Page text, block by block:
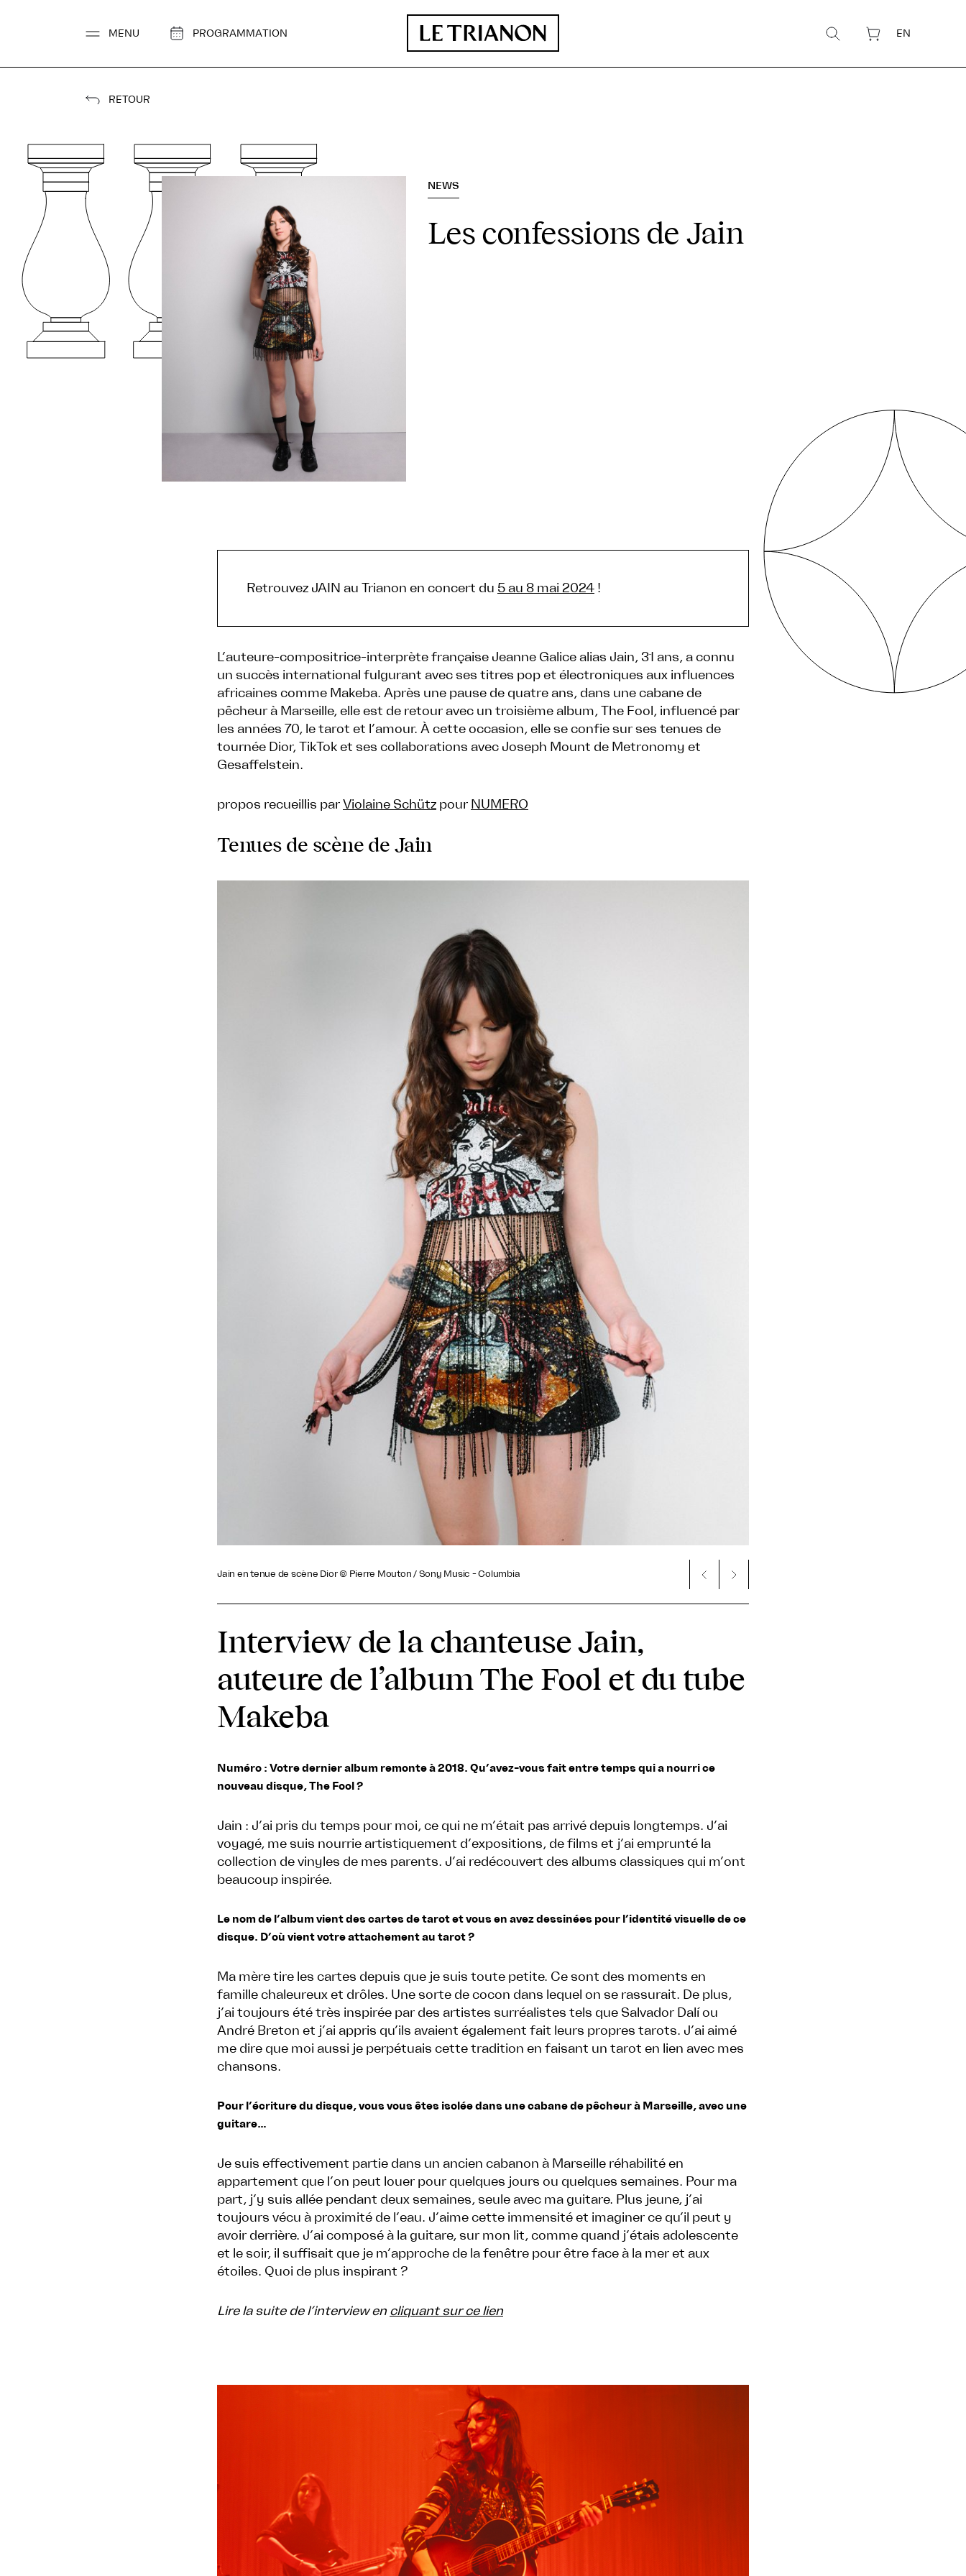
MENU PROGRAMMATION EN
RETOUR
NEWS
Les confessions de Jain
Retrouvez JAIN au Trianon en concert du 5 au 8 mai 2024 !
L’auteure-compositrice-interprète française Jeanne Galice alias Jain, 31 ans, a connu
un succès international fulgurant avec ses titres pop et électroniques aux influences
africaines comme Makeba. Après une pause de quatre ans, dans une cabane de
pêcheur à Marseille, elle est de retour avec un troisième album, The Fool, influencé par
les années 70, le tarot et l’amour. À cette occasion, elle se confie sur ses tenues de
tournée Dior, TikTok et ses collaborations avec Joseph Mount de Metronomy et
Gesaffelstein.
propos recueillis parViolaine Schütz pour NUMERO
Tenues de scène de Jain
Jain en tenue de scène Dior © Pierre Mouton / Sony Music - Columbia
Interview de la chanteuse Jain,
auteure de l’album The Fool et du tube
Makeba
Numéro : Votre dernier album remonte à 2018. Qu’avez-vous fait entre temps qui a nourri ce
nouveau disque, The Fool ?
Jain : J’ai pris du temps pour moi, ce qui ne m’était pas arrivé depuis longtemps. J’ai
voyagé, me suis nourrie artistiquement d’expositions, de films et j’ai emprunté la
collection de vinyles de mes parents. J’ai redécouvert des albums classiques qui m’ont
beaucoup inspirée.
Le nom de l’album vient des cartes de tarot et vous en avez dessinées pour l’identité visuelle de ce
disque. D’où vient votre attachement au tarot ?
Ma mère tire les cartes depuis que je suis toute petite. Ce sont des moments en
famille chaleureux et drôles. Une sorte de cocon dans lequel on se rassurait. De plus,
j’ai toujours été très inspirée par des artistes surréalistes tels que Salvador Dalí ou
André Breton et j’ai appris qu’ils avaient également fait leurs propres tarots. J’ai aimé
me dire que moi aussi je perpétuais cette tradition en faisant un tarot en lien avec mes
chansons.
Pour l’écriture du disque, vous vous êtes isolée dans une cabane de pêcheur à Marseille, avec une
guitare…
Je suis effectivement partie dans un ancien cabanon à Marseille réhabilité en
appartement que l’on peut louer pour quelques jours ou quelques semaines. Pour ma
part, j’y suis allée pendant deux semaines, seule avec ma guitare. Plus jeune, j’ai
toujours vécu à proximité de l’eau. J’aime cette immensité et imaginer ce qu’il peut y
avoir derrière. J’ai composé à la guitare, sur mon lit, comme quand j’étais adolescente
et le soir, il suffisait que je m’approche de la fenêtre pour être face à la mer et aux
étoiles. Quoi de plus inspirant ?
Lire la suite de l’interview en cliquant sur ce lien